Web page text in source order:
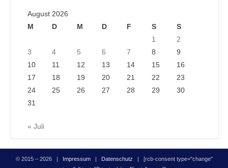
August 2026
M
D M D F S
S
1
2
3
4 5 6 7 8
9
10
11 12 13 14 15
16
17
18 19 20 21 22
23
24
25 26 27 28 29
30
31
« Juli
© 2015 – 2026 | Impressum| Datenschutz | [rcb-consent type="change"